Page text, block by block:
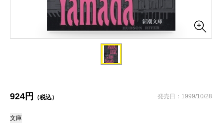
924円 （税込） 発売日：1999/10/28
文庫